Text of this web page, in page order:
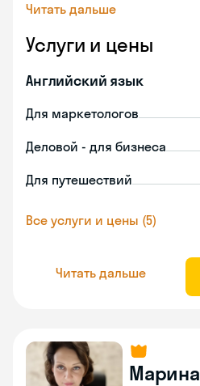
Читать дальше
Услуги и цены
Английский язык
Для маркетологов
Деловой - для бизнеса
Для путешествий
Все услуги и цены (5)
Читать дальше
Марина